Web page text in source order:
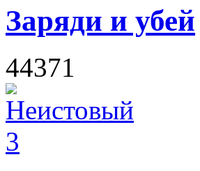
Заряди и убей
44371